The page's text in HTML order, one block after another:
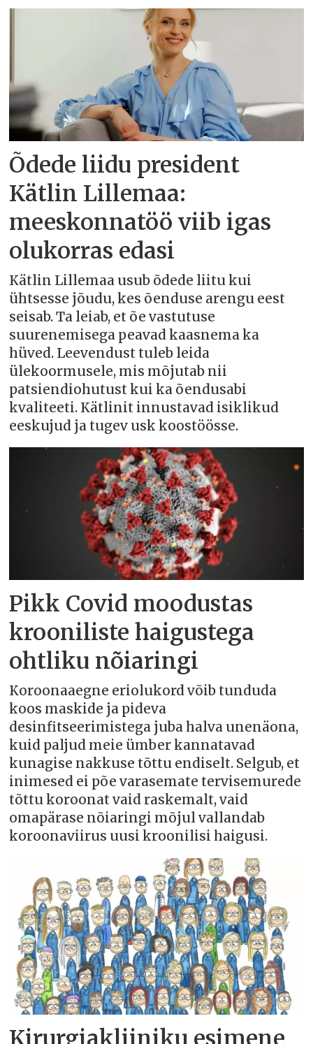
Õdede liidu president
Kätlin Lillemaa:
meeskonnatöö viib igas
olukorras edasi
Kätlin Lillemaa usub õdede liitu kui
ühtsesse jõudu, kes õenduse arengu eest
seisab. Ta leiab, et õe vastutuse
suurenemisega peavad kaasnema ka
hüved. Leevendust tuleb leida
ülekoormusele, mis mõjutab nii
patsiendiohutust kui ka õendusabi
kvaliteeti. Kätlinit innustavad isiklikud
eeskujud ja tugev usk koostöösse.
Pikk Covid moodustas
krooniliste haigustega
ohtliku nõiaringi
Koroonaaegne eriolukord võib tunduda
koos maskide ja pideva
desinfitseerimistega juba halva unenäona,
kuid paljud meie ümber kannatavad
kunagise nakkuse tõttu endiselt. Selgub, et
inimesed ei põe varasemate tervisemurede
tõttu koroonat vaid raskemalt, vaid
omapärase nõiaringi mõjul vallandab
koroonaviirus uusi kroonilisi haigusi.